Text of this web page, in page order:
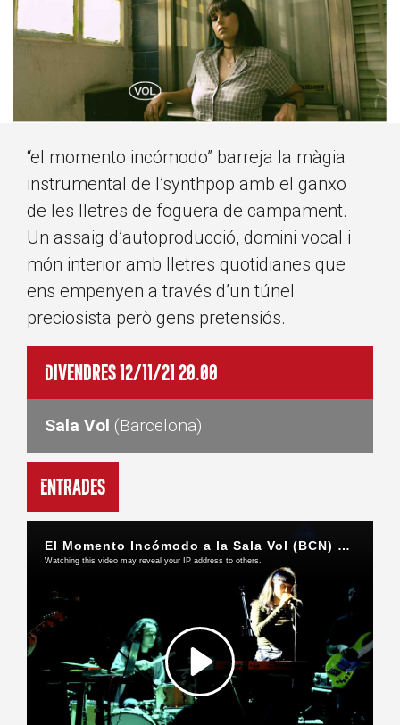
“el momento incómodo” barreja la màgia
instrumental de l’synthpop amb el ganxo
de les lletres de foguera de campament.
Un assaig d’autoproducció, domini vocal i
món interior amb lletres quotidianes que
ens empenyen a través d’un túnel
preciosista però gens pretensiós.
Divendres 12/11/21 20.00
Sala Vol (Barcelona)
Entrades